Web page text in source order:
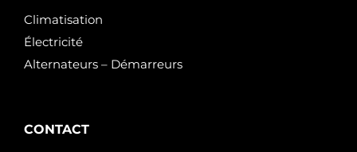
Climatisation
Électricité
Alternateurs – Démarreurs
CONTACT